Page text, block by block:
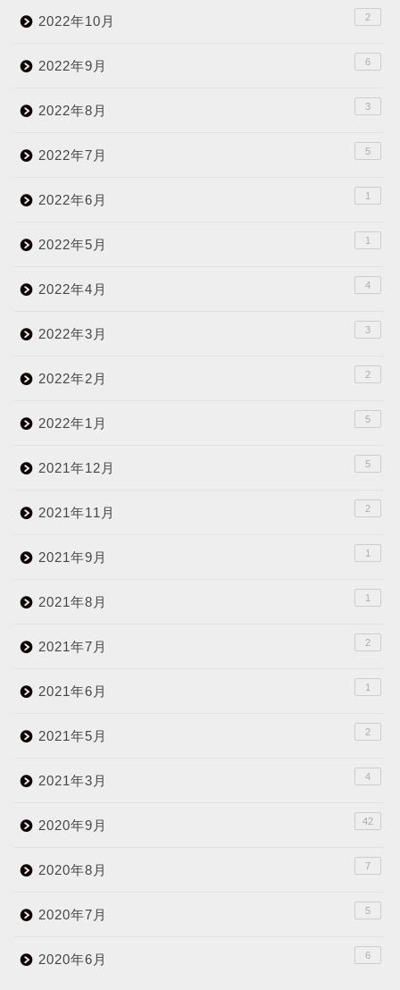
2022年10月 2
2022年9月 6
2022年8月 3
2022年7月 5
2022年6月 1
2022年5月 1
2022年4月 4
2022年3月 3
2022年2月 2
2022年1月 5
2021年12月 5
2021年11月 2
2021年9月 1
2021年8月 1
2021年7月 2
2021年6月 1
2021年5月 2
2021年3月 4
2020年9月 42
2020年8月 7
2020年7月 5
2020年6月 6